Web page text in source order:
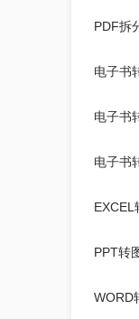
PDF拆
电子书
电子书
电子书
EXCEL
PPT转
WORD